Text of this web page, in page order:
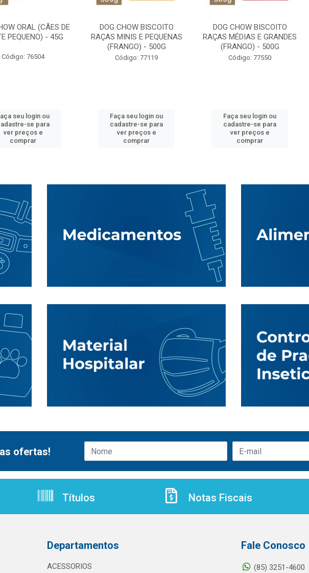
ORAL (CÃES DE
PEQUENO) - 45G
Código: 76504
seu login ou
se para
ver preços e
comprar
DOG CHOW BISCOITO
RAÇAS MINIS E PEQUENAS
(FRANGO) - 500G
Código: 77119
Faça seu login ou
cadastre-se para
ver preços e
comprar
DOG CHOW BISCOITO
RAÇAS MÉDIAS E GRANDES
(FRANGO) - 500G
Código: 77550
Faça seu login ou
cadastre-se para
ver preços e
comprar
ofertas!
Títulos Notas Fiscais
Departamentos
ACESSORIOS
Fale Conosco
(85) 3251-4600